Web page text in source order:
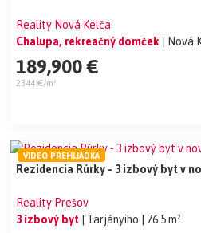
Reality Nová Kelča
Chalupa, rekreačný domček
| Nová
189,900 €
2344 €/m²
Rezidencia Rúrky - 3 izbový byt v
Reality Prešov
3 izbový byt
| Tarjányiho | 76.5 m²
VIDEO PREHLIADKA